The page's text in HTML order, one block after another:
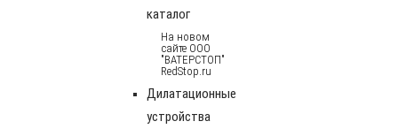
каталог
На новом
сайте ООО
"ВАТЕРСТОП"
RedStop.ru
Дилатационные
устройства